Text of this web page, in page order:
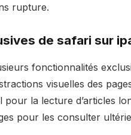
rupture.
de safari sur
fonctionnalités
visuelles des
la lecture d’articles
pour les consulter